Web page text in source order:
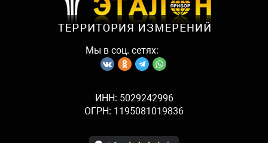
Мы в соц. сетях:
ИНН: 5029242996
ОГРН: 1195081019836